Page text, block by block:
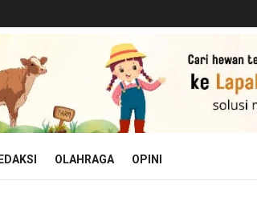
OLAHRAGA OPINI